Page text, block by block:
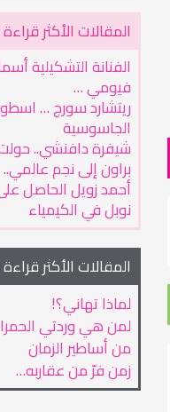
المقالات الأكثر قراءة
الفنانة التشكيلية
فيومي …
ريتشارد سورج …
الجاسوسية
شيفرة دافنشي..
براون إلى نجم عالمي..
أحمد زويل الحاصل
نوبل في الكيمياء
المقالات الأكثر قراءة
لماذا تهاني؟!
لمن هي وردتي
من أساطير الزمان
زمن فرّ من عقاربه…